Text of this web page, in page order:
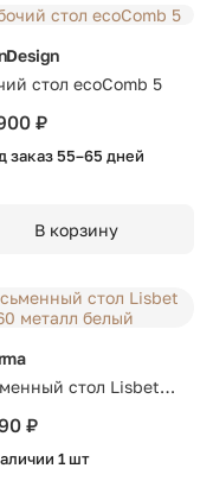
стол ecoComb 5
₽
заказ 55–65 дней
В корзину
стол Lisbet
металл белый
₽
1 шт